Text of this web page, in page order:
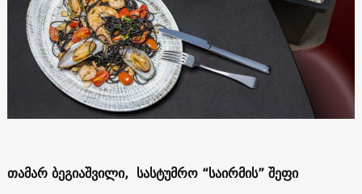
თამარ ბეგიაშვილი, სასტუმრო “საირმის” შეფი